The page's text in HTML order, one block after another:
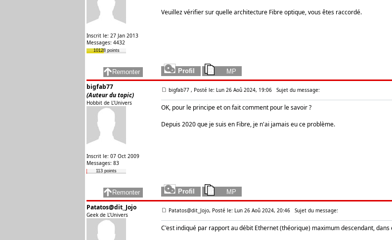
Inscrit le: 27 Jan 2013
Messages: 4432
10128 points
Veuillez vérifier sur quelle architecture Fibre optique, vous êtes raccordé.
bigfab77
(Auteur du topic)
Hobbit de L'Univers
Inscrit le: 07 Oct 2009
Messages: 83
113 points
bigfab77 , Posté le: Lun 26 Aoû 2024, 19:06 Sujet du message:
OK, pour le principe et on fait comment pour le savoir ?
Depuis 2020 que je suis en Fibre, je n'ai jamais eu ce problème.
Patatos@dit_Jojo
Geek de L'Univers
Patatos@dit_Jojo, Posté le: Lun 26 Aoû 2024, 20:46 Sujet du message:
C'est indiqué par rapport au débit Ethernet (théorique) maximum descendant,